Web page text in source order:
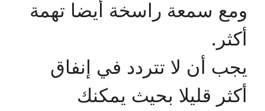
ومع سمعة راسخة أيضا تهمة
أكثر.
يجب أن لا تتردد في إنفاق
أكثر قليلا بحيث يمكنك